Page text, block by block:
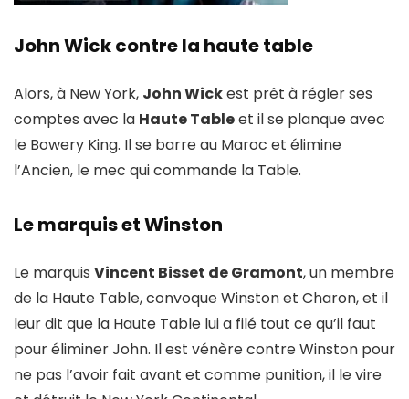
John Wick contre la haute table
Alors, à New York, John Wickest prêt à régler ses
comptes avec la Haute Tableet il se planque avec
le Bowery King. Il se barre au Maroc et élimine
l’Ancien, le mec qui commande la Table.
Le marquis et Winston
Le marquis Vincent Bisset de Gramont, un membre
de la Haute Table, convoque Winston et Charon, et il
leur dit que la Haute Table lui a filé tout ce qu’il faut
pour éliminer John. Il est vénère contre Winston pour
ne pas l’avoir fait avant et comme punition, il le vire